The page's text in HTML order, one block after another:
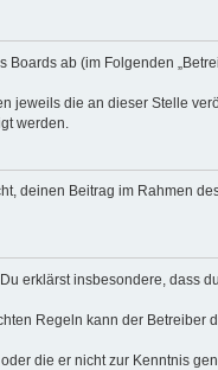
Boards ab (im Folgenden
jeweils die an dieser Stelle
werden.
deinen Beitrag im Rahmen
erklärst insbesondere, dass
Regeln kann der Betreiber
die er nicht zur Kenntnis